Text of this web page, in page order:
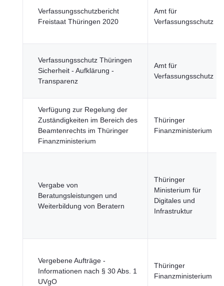
Verfassungsschutzbericht
Freistaat Thüringen 2020
Amt für
Verfassungsschutz
Verfassungsschutz Thüringen
Sicherheit - Aufklärung -
Transparenz
Amt für
Verfassungsschutz
Verfügung zur Regelung der
Zuständigkeiten im Bereich des
Beamtenrechts im Thüringer
Finanzministerium
Thüringer
Finanzministerium
Vergabe von
Beratungsleistungen und
Weiterbildung von Beratern
Thüringer
Ministerium für
Digitales und
Infrastruktur
Vergebene Aufträge -
Informationen nach § 30 Abs. 1
UVgO
Thüringer
Finanzministerium